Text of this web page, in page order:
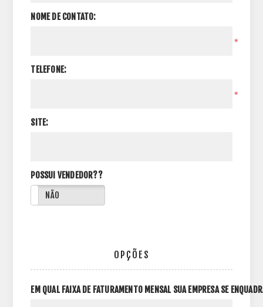
NOME DE CONTATO:
*
TELEFONE:
*
SITE:
POSSUI VENDEDOR??
NÃO
OPÇÕES
EM QUAL FAIXA DE FATURAMENTO MENSAL SUA EMPRESA SE